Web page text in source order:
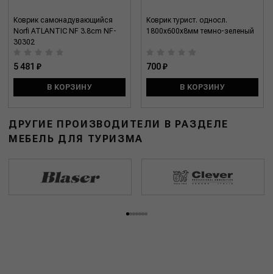
Коврик самонадувающийся
Norfi ATLANTIC NF 3.8cm NF-
30302
5 481 ₽
В КОРЗИНУ
Коврик турист. односл.
1800х600х8мм темно-зеленый
700 ₽
В КОРЗИНУ
ДРУГИЕ ПРОИЗВОДИТЕЛИ В РАЗДЕЛЕ
МЕБЕЛЬ ДЛЯ ТУРИЗМА